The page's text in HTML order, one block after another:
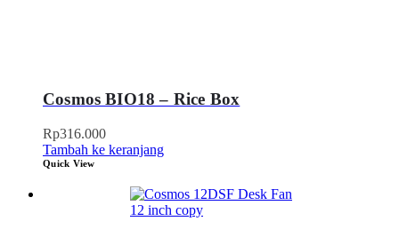
Cosmos BIO18 – Rice Box
Rp316.000
Tambah ke keranjang
Quick View